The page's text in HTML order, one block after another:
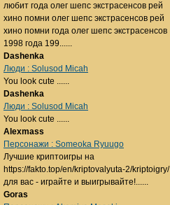
любит года олег шепс экстрасенсов рей
хино помни олег шепс экстрасенсов рей
хино помни года олег шепс экстрасенсов
1998 года 199......
Dashenka
Люди : Solusod Micah
You look cute ......
Dashenka
Люди : Solusod Micah
You look cute ......
Alexmass
Персонажи : Someoka Ryuugo
Лучшие криптоигры на
https://fakto.top/en/kriptovalyuta-2/kriptoigry/
для вас - играйте и выигрывайте!......
Goras